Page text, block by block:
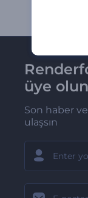
üye olun
Son haber
ulaşsın